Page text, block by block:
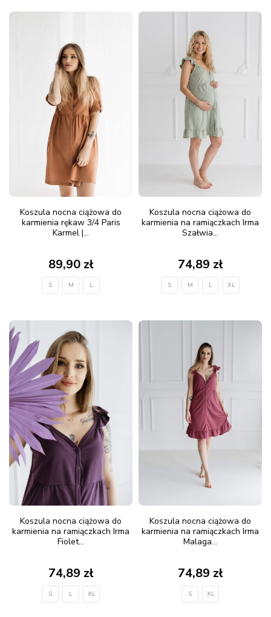
Koszula nocna ciążowa do
karmienia rękaw 3/4 Paris
Karmel |...
89,90 zł
S M L
Koszula nocna ciążowa do
karmienia na ramiączkach Irma
Szałwia...
74,89 zł
S M L XL
Koszula nocna ciążowa do
karmienia na ramiączkach Irma
Fiolet...
74,89 zł
S L XL
Koszula nocna ciążowa do
karmienia na ramiączkach Irma
Malaga...
74,89 zł
S XL